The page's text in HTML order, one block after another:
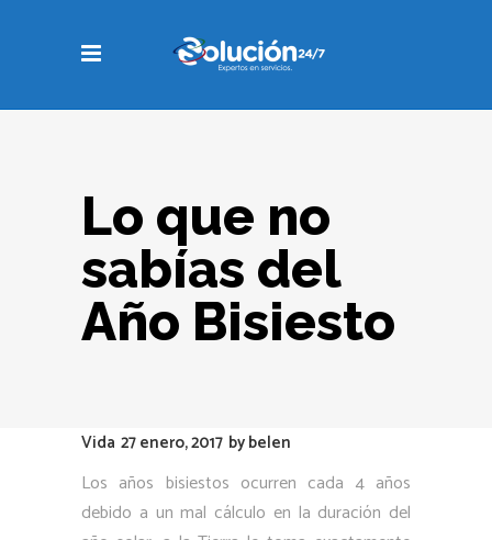
Lo que no
sabías del
Año Bisiesto
Vida 27 enero, 2017 bybelen
Los años bisiestos ocurren cada 4 años
debido a un mal cálculo en la duración del